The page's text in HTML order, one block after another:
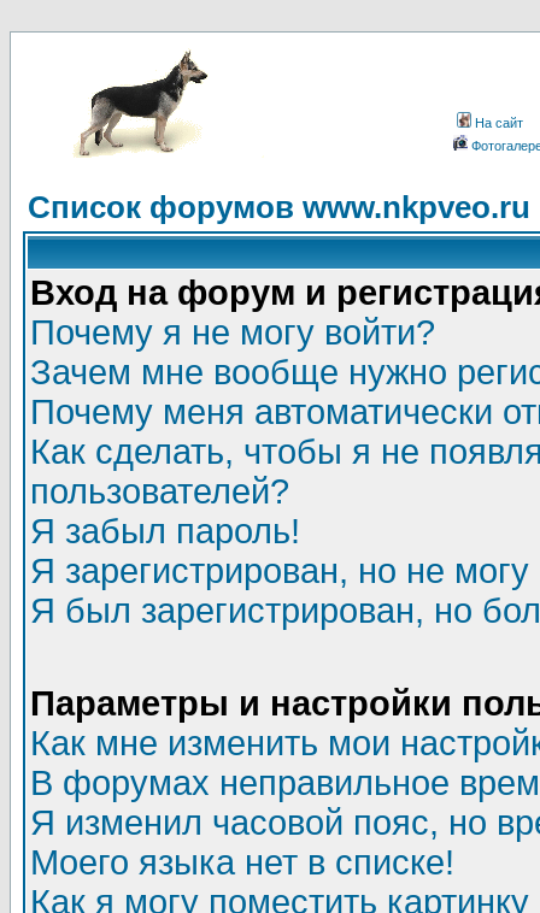
На сайт
Список форумов www.nkpveo.ru
Вход на форум и
Почему я не могу войти?
Зачем мне вообще нужно
Почему меня автоматически
Как сделать, чтобы я не
пользователей?
Я забыл пароль!
Я зарегистрирован, но не могу
Я был зарегистрирован, но
Параметры и настройки
Как мне изменить мои
В форумах неправильное
Я изменил часовой пояс, но
Моего языка нет в списке!
Как я могу поместить